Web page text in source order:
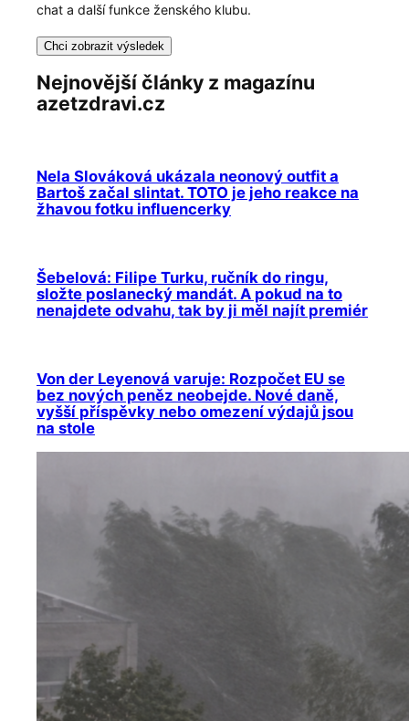
chat a další funkce ženského klubu.
Chci zobrazit výsledek
Nejnovější články z magazínu
azetzdravi.cz
Nela Slováková ukázala neonový outfit a
Bartoš začal slintat. TOTO je jeho reakce na
žhavou fotku influencerky
Šebelová: Filipe Turku, ručník do ringu,
složte poslanecký mandát. A pokud na to
nenajdete odvahu, tak by ji měl najít premiér
Von der Leyenová varuje: Rozpočet EU se
bez nových peněz neobejde. Nové daně,
vyšší příspěvky nebo omezení výdajů jsou
na stole